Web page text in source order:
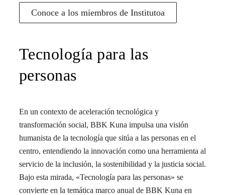
Conoce a los miembros de Institutoa
Tecnología para las
personas
En un contexto de aceleración tecnológica y
transformación social, BBK Kuna impulsa una visión
humanista de la tecnología que sitúa a las personas en el
centro, entendiendo la innovación como una herramienta al
servicio de la inclusión, la sostenibilidad y la justicia social.
Bajo esta mirada, «Tecnología para las personas» se
convierte en la temática marco anual de BBK Kuna en